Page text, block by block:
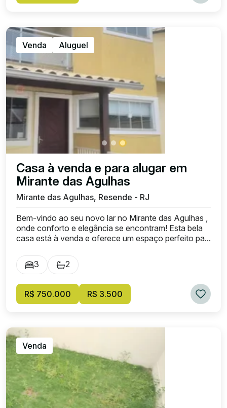
Venda Aluguel
Casa à venda e para alugar em
Mirante das Agulhas
Mirante das Agulhas, Resende - RJ
Bem-vindo ao seu novo lar no Mirante das Agulhas ,
onde conforto e elegância se encontram! Esta bela
casa está à venda e oferece um espaço perfeito pa...
3 2
R$ 750.000 R$ 3.500
Venda